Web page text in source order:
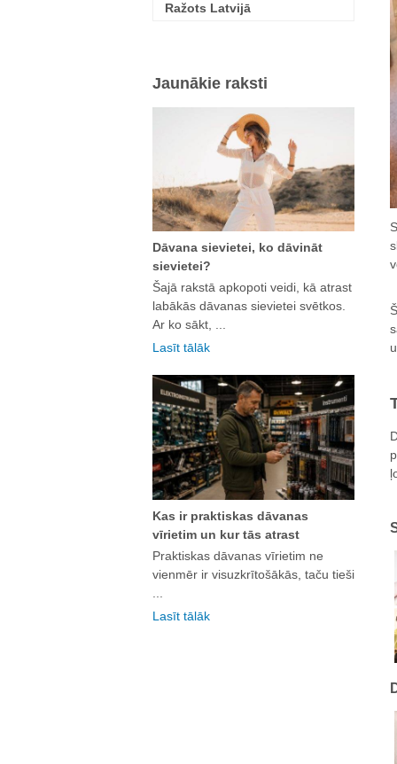
Ražots Latvijā
Jaunākie raksti
Dāvana sievietei, ko dāvināt
sievietei?
Šajā rakstā apkopoti veidi, kā atrast
labākās dāvanas sievietei svētkos.
Ar ko sākt, ...
Lasīt tālāk
Kas ir praktiskas dāvanas
vīrietim un kur tās atrast
Praktiskas dāvanas vīrietim ne
vienmēr ir visuzkrītošākās, taču tieši
Lasīt tālāk